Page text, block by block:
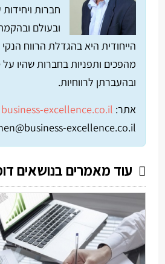
חברות
ובעולם
הייחודית היא בהגדלת הרווח
מהפכים ותפניות בחברות שהיו
ובהעברתן לרווחיות.
אתר: business-excellence.co.il
excellence.co.il
עוד מאמרים בנושאים